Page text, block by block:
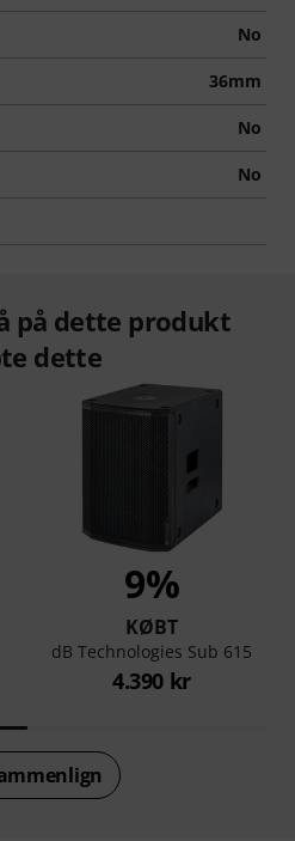
No
36mm
No
No
på dette produkt
dette
9%
KØBT
dB Technologies Sub 615
4.390 kr